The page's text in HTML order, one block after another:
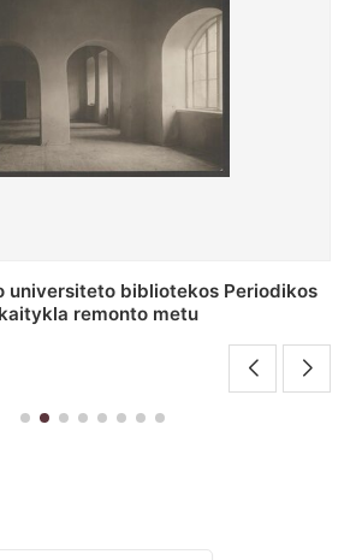
salės lubų fragmentas prieš
restauravimą